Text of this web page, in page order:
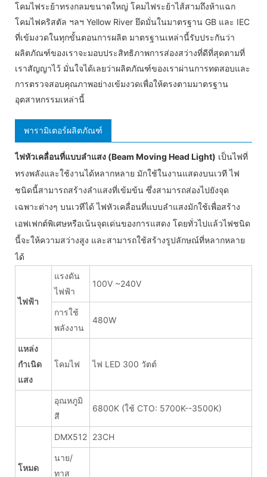
โคมไฟระย้าทรงกลมขนาดใหญ่ โคมไฟระย้าไส้สามถึงห้าแฉก
โคมไฟคริสตัล ฯลฯ Yellow River ยึดมั่นในมาตรฐาน GB และ IEC
ที่เข้มงวดในทุกขั้นตอนการผลิต มาตรฐานเหล่านี้รับประกันว่า
ผลิตภัณฑ์ของเราจะมอบประสิทธิภาพการส่องสว่างที่ดีที่สุดตามที่
เราสัญญาไว้ มั่นใจได้เลยว่าผลิตภัณฑ์ของเราผ่านการทดสอบและ
การตรวจสอบคุณภาพอย่างเข้มงวดเพื่อให้ตรงตามมาตรฐาน
อุตสาหกรรมเหล่านี้
พารามิเตอร์ผลิตภัณฑ์
ไฟหัวเคลื่อนที่แบบลำแสง (Beam Moving Head Light) เป็นไฟที่
ทรงพลังและใช้งานได้หลากหลาย มักใช้ในงานแสดงบนเวที ไฟ
ชนิดนี้สามารถสร้างลำแสงที่เข้มข้น ซึ่งสามารถส่องไปยังจุด
เฉพาะต่างๆ บนเวทีได้ ไฟหัวเคลื่อนที่แบบลำแสงมักใช้เพื่อสร้าง
เอฟเฟกต์พิเศษหรือเน้นจุดเด่นของการแสดง โดยทั่วไปแล้วไฟชนิด
นี้จะให้ความสว่างสูง และสามารถใช้สร้างรูปลักษณ์ที่หลากหลาย
ได้
ไฟฟ้า
แรงดัน
ไฟฟ้า
100V ~240V
การใช้
พลังงาน
480W
แหล่ง
กำเนิด
แสง
โคมไฟ ไฟ LED 300 วัตต์
อุณหภูมิ
สี
6800K (ใช้ CTO: 5700K--3500K)
โหมด
DMX512 23CH
นาย/
ทาส